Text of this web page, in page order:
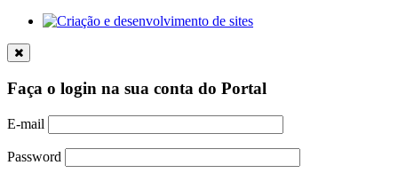
Faça o login na sua conta do Portal
E-mail
Password